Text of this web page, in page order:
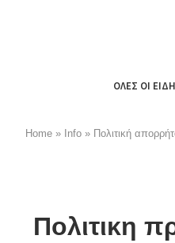
ΟΛΕΣ ΟΙ
Home » Info » Πολιτική
Πολιτικη